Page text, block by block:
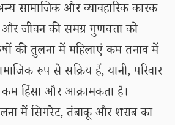
सामाजिक और व्यावहारिक कारक
जीवन की समग्र गुणवत्ता को
की तुलना में महिलाएं कम तनाव में
रूप से सक्रिय हैं, यानी, परिवार
हिंसा और आक्रामकता है।
में सिगरेट, तंबाकू और शराब का